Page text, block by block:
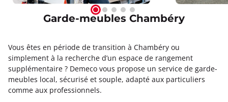
Garde-meubles Chambéry
Vous êtes en période de transition à Chambéry ou
simplement à la recherche d’un espace de rangement
supplémentaire ? Demeco vous propose un service de garde-
meubles local, sécurisé et souple, adapté aux particuliers
comme aux professionnels.